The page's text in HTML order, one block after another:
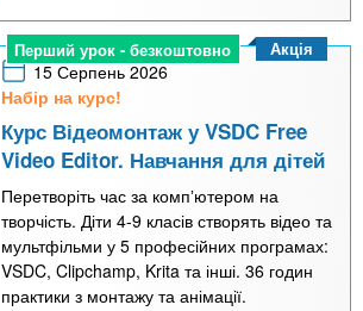
Перший урок - безкоштовно
15 Серпень 2026
Набір на курс!
Курс Відеомонтаж у VSDC Free
Video Editor. Навчання для дітей
Перетворіть час за компʼютером на
творчість. Діти 4-9 класів створять відео та
мультфільми у 5 професійних програмах:
VSDC, Clipchamp, Krita та інші. 36 годин
практики з монтажу та анімації.
Акція